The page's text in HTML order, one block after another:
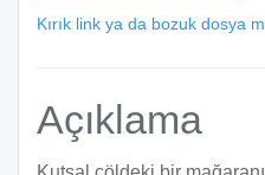
Kırık link ya da bozuk dosya
Açıklama